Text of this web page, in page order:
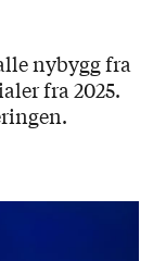
nybygg fra
fra 2025.